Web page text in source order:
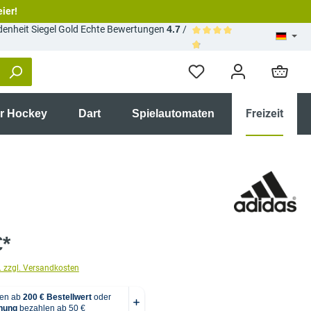
Echte Bewertungen 4.7 /
Hockey Dart Spielautomaten Freizeit
zzgl. Versandkosten